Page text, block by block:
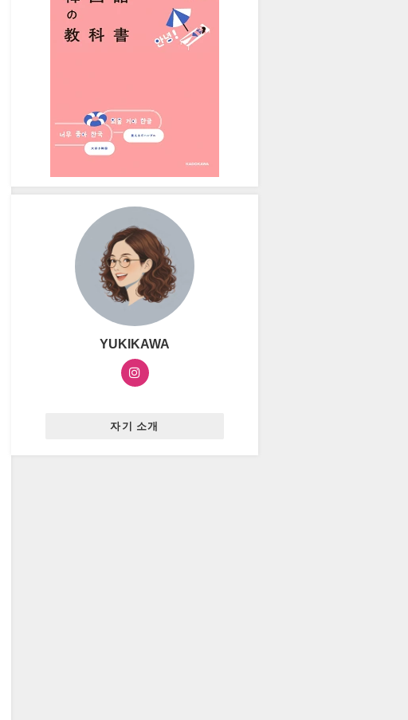
YUKIKAWA
자기 소개